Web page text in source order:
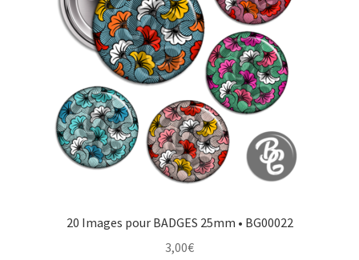
20 Images pour BADGES 25mm • BG00022
3,00€